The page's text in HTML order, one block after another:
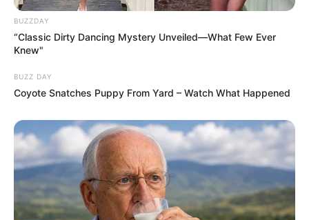
BUZZDAY
“Classic Dirty Dancing Mystery Unveiled—What Few Ever
Knew"
BUZZ DAY
Coyote Snatches Puppy From Yard – Watch What Happened